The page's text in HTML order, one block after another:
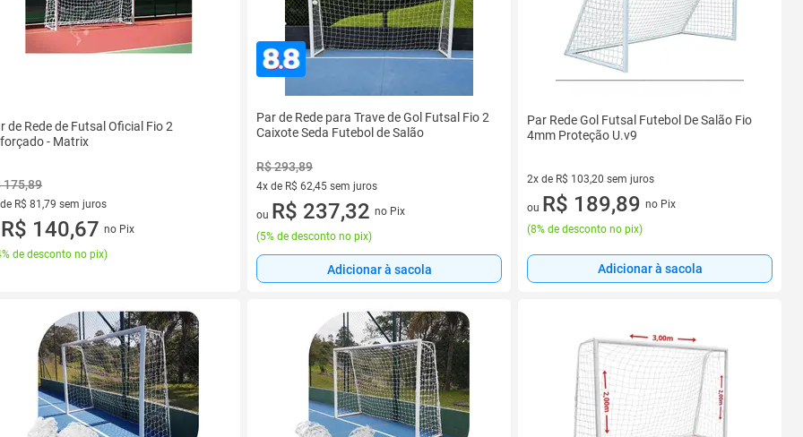
de Rede de Futsal Oficial Fio 2
- Matrix
175,89
R$ 81,79 sem juros
de R$ 81,79 sem juros
R$ 140,67 no Pix
de desconto no pix)
Par de Rede para Trave de Gol Futsal Fio 2
Caixote Seda Futebol de Salão
R$ 293,89
4x de R$ 62,45 sem juros
4 vez de R$ 62,45 sem juros
ou R$ 237,32 no Pix
(5% de desconto no pix)
Adicionar à sacola
Par Rede Gol Futsal Futebol De Salão Fio
4mm Proteção U.v9
2x de R$ 103,20 sem juros
2 vez de R$ 103,20 sem juros
ou R$ 189,89 no Pix
(8% de desconto no pix)
Adicionar à sacola